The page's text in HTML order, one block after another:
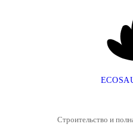
ECOSA
Строительство и